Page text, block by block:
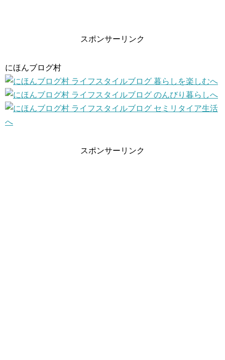
スポンサーリンク
にほんブログ村
スポンサーリンク